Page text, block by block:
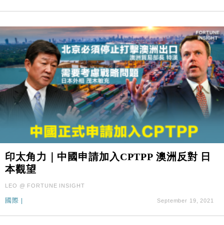
印太角力｜中國申請加入CPTPP 澳洲反對 日
本觀望
LEO @ FORTUNE INSIGHT
國際 September 19, 2021